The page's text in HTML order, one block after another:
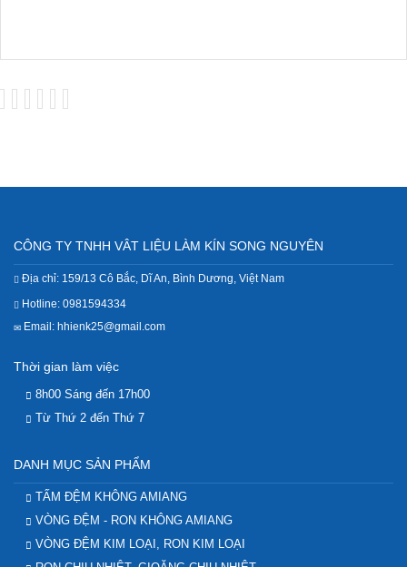
CÔNG TY TNHH VÂT LIỆU LÀM KÍN SONG NGUYÊN
Địa chỉ: 159/13 Cô Bắc, Dĩ An, Bình Dương, Việt Nam
Hotline: 0981594334
Email: hhienk25@gmail.com
Thời gian làm việc
8h00 Sáng đến 17h00
Từ Thứ 2 đến Thứ 7
DANH MỤC SẢN PHẨM
TẤM ĐỆM KHÔNG AMIANG
VÒNG ĐỆM - RON KHÔNG AMIANG
VÒNG ĐỆM KIM LOẠI, RON KIM LOẠI